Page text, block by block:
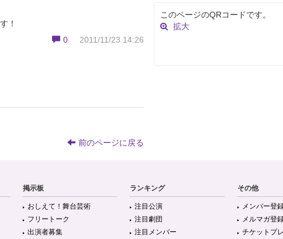
！
0
2011/11/23 14:26
前のページに戻る
このページのQRコードです。
拡大
掲示板
おしえて！舞台芸術
フリートーク
出演者募集
ランキング
注目公演
注目劇団
注目メンバー
その他
メンバー登
メルマガ登
チケットプ